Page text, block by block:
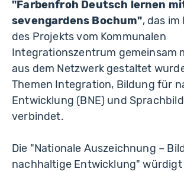
"Farbenfroh Deutsch lernen
sevengardens Bochum", das im
des Projekts vom Kommunalen
Integrationszentrum gemeinsam
aus dem Netzwerk gestaltet
Themen Integration, Bildung für
Entwicklung (BNE) und
verbindet.
Die "Nationale Auszeichnung –
nachhaltige Entwicklung" würdigt